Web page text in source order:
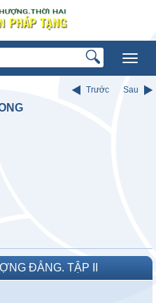
Trước Sau
ĐẲNG. TẬP II